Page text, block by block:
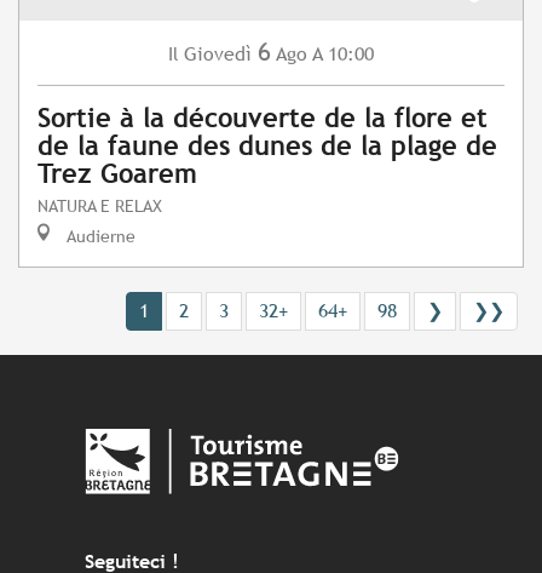
Il Giovedì 6 Ago A 10:00
Sortie à la découverte de la flore et
de la faune des dunes de la plage de
Trez Goarem
NATURA E RELAX
Audierne
1 2 3 32+ 64+ 98 ❯ ❯❯
Seguiteci !